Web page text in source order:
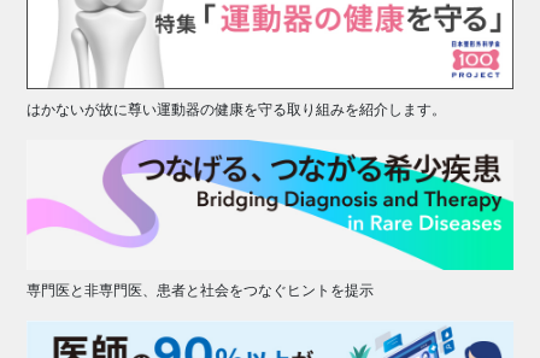
はかないが故に尊い運動器の健康を守る取り組みを紹介します。
専門医と非専門医、患者と社会をつなぐヒントを提示